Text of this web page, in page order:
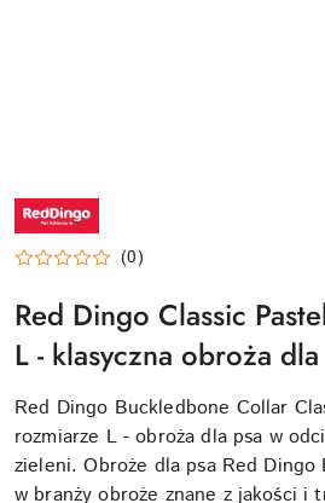
NAZWA
PRODUCENTA:
RED
DINGO (0)
Red Dingo Classic
L - klasyczna obroża
Red Dingo Buckledbone Collar
rozmiarze L - obroża dla psa w
zieleni. Obroże dla psa Red
w branży obroże znane z jakości i